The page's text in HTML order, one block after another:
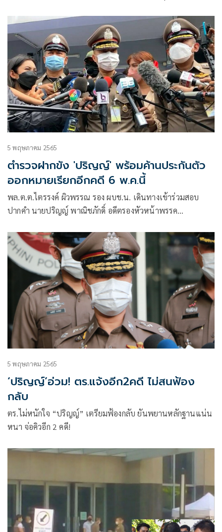
5 พฤษภาคม 2565
ตำรวจฝากขัง 'ปริญญ์' พร้อมค้านประกันตัว
ออกหมายเรียกอีกคดี 6 พ.ค.นี้
พล.ต.ต.ไตรรงค์ ผิวพรรณ รอง ผบช.น. เดินทางเข้าร่วมสอบ
ปากคำ นายปริญญ์ พาณิชภักดิ์ อดีตรองหัวหน้าพรรค
หน้าธารกำนัลและพรากผู้เยาว์ ก่อนเข้าร่วมสอบปากคำ
พล.ต.ต.ไตรรงค์ เปิดเผยว่า หลังจากพนักงานสอบสวนแจ้งข้อ
กล่าวหาพนักงานสอบสวนจะยื่นเรื่องขอฝากขังผู้ต้องหาต่อศาล
5 พฤษภาคม 2565
‘ปริญญ์’อ่วม! ตร.แจ้งอีก2คดี ไม่สนฟ้อง
กลับ
ตร.ไม่หนักใจ “ปริญญ์” เตรียมฟ้องกลับ ยันพยานหลักฐานแน่น
หนา จ่อคิวอีก 2 คดี!